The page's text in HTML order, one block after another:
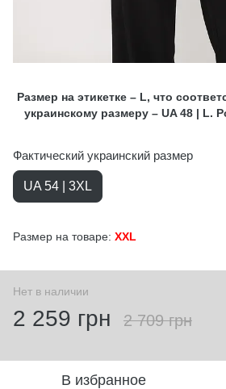
Размер на этикетке – L, что
украинскому размеру – UA 48 | L.
Фактический украинский размер
UA 54 | 3XL
Размер на товаре: XXL
Нет в наличии
2 259 грн 2 709 грн
В избранное